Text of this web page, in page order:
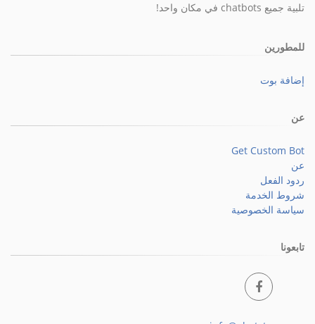
تلبية جميع chatbots في مكان واحد!
للمطورين
إضافة بوت
عن
Get Custom Bot
عن
ردود الفعل
شروط الخدمة
سياسة الخصوصية
تابعونا